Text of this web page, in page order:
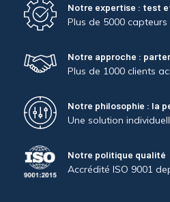
Notre expertise : test
Plus de 5000
Notre approche :
Plus de 1000 clients
Notre philosophie : la
Une solution
Notre politique qualité
Accrédité ISO 9001